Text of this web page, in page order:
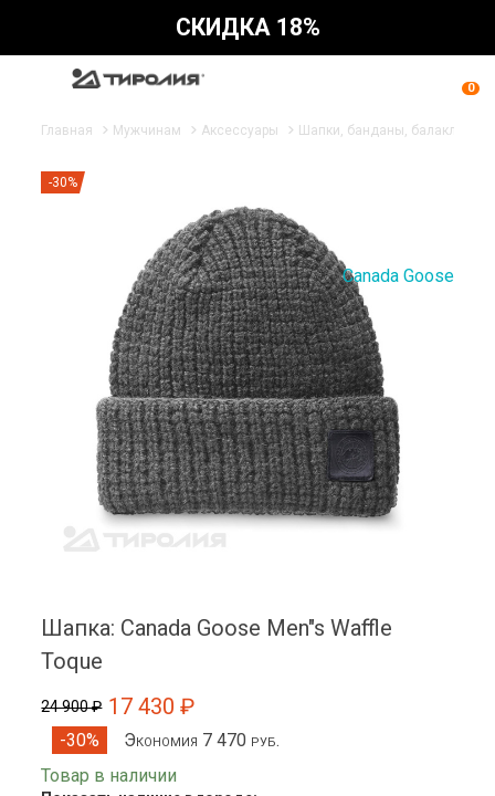
СКИДКА 18%
0
Главная Мужчинам Аксессуары Шапки, банданы, балаклавы
-30%
Canada Goose
Шапка: Canada Goose Men"s Waffle
Toque
24 900 ₽ 17 430 ₽
-30%
Экономия 7 470 руб.
Товар в наличии